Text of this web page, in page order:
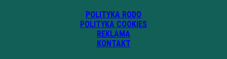
POLITYKA RODO
POLITYKA COOKIES
REKLAMA
KONTAKT